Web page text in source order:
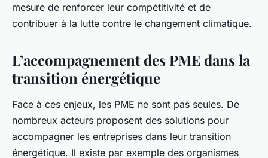
mesure de renforcer leur compétitivité et de
contribuer à la lutte contre le changement climatique.
L’accompagnement des PME dans la
transition énergétique
Face à ces enjeux, les PME ne sont pas seules. De
nombreux acteurs proposent des solutions pour
accompagner les entreprises dans leur transition
énergétique. Il existe par exemple des organismes